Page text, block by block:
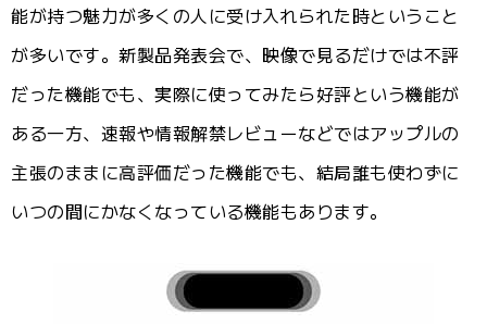
能が持つ魅力が多くの人に受け入れられた時ということ
が多いです。新製品発表会で、映像で見るだけでは不評
だった機能でも、実際に使ってみたら好評という機能が
ある一方、速報や情報解禁レビューなどではアップルの
主張のままに高評価だった機能でも、結局誰も使わずに
いつの間にかなくなっている機能もあります。